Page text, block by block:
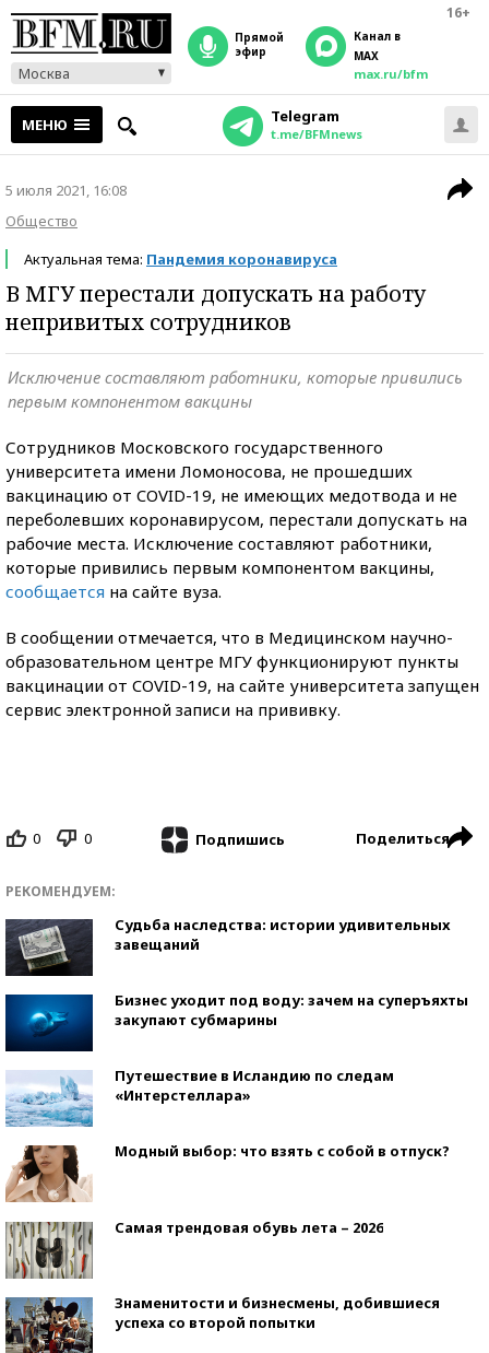
16+
Москва
прямой
эфир
Канал в
MAX
max.ru/bfm
МЕНЮ Telegram
t.me/BFMnews
5 июля 2021, 16:08
Общество
Актуальная тема: Пандемия коронавируса
В МГУ перестали допускать на работу
непривитых сотрудников
Исключение составляют работники, которые привились
первым компонентом вакцины
Сотрудников Московского государственного
университета имени Ломоносова, не прошедших
вакцинацию от COVID-19, не имеющих медотвода и не
переболевших коронавирусом, перестали допускать на
рабочие места. Исключение составляют работники,
которые привились первым компонентом вакцины,
сообщается на сайте вуза.
В сообщении отмечается, что в Медицинском научно-
образовательном центре МГУ функционируют пункты
вакцинации от COVID-19, на сайте университета запущен
сервис электронной записи на прививку.
0 0 Подпишись Поделиться
РЕКОМЕНДУЕМ:
Судьба наследства: истории удивительных
завещаний
Бизнес уходит под воду: зачем на суперъяхты
закупают субмарины
Путешествие в Исландию по следам
«Интерстеллара»
Модный выбор: что взять с собой в отпуск?
Самая трендовая обувь лета – 2026
Знаменитости и бизнесмены, добившиеся
успеха со второй попытки